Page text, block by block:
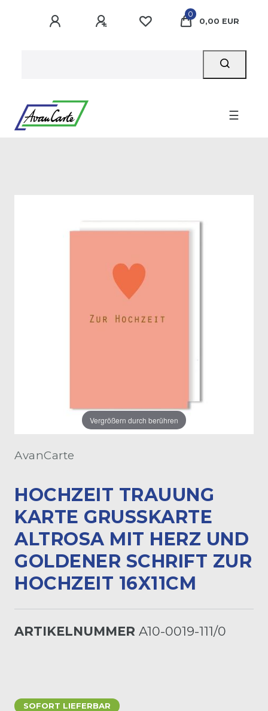
0
0,00 EUR
☰
Vergrößern durch berühren
AvanCarte
HOCHZEIT TRAUUNG
KARTE GRUSSKARTE A
LTROSA MIT HERZ UND G
OLDENER SCHRIFT ZUR H
OCHZEIT 16X11CM
ARTIKELNUMMER A10-0019-111/0
SOFORT LIEFERBAR